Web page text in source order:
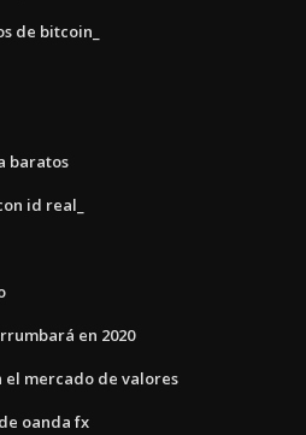
de bitcoin_
baratos
id real_
en 2020
el mercado de valores
oanda fx